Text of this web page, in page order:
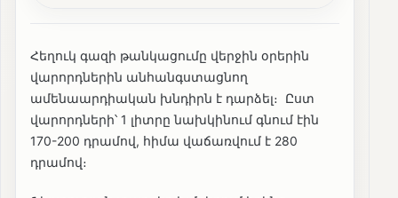
Հեղուկ գազի թանկացումը վերջին օրերին
վարորդներին անհանգստացնող
ամենաարդիական խնդիրն է դարձել։ Ըստ
վարորդների՝ 1 լիտրը նախկինում գնում էին
170-200 դրամով, հիմա վաճառվում է 280
դրամով։